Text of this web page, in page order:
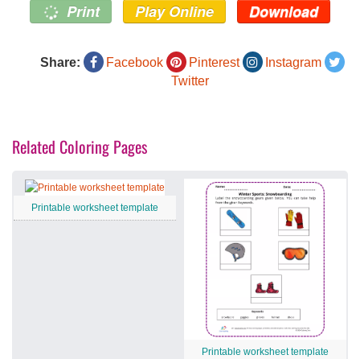
Print Play Online Download
Share: Facebook Pinterest
Instagram
Twitter
Related Coloring Pages
Printable worksheet template
Printable worksheet template